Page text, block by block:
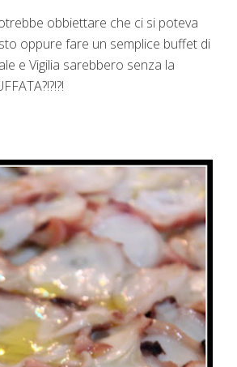
obbiettare che ci si poteva
oppure fare un semplice buffet di
e Vigilia sarebbero senza la